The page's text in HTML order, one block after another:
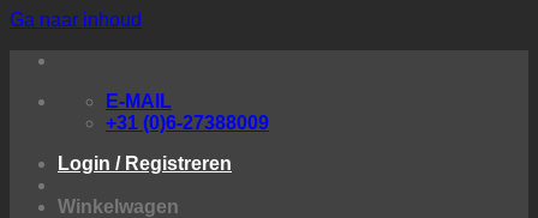
Ga naar inhoud
E-MAIL
+31 (0)6-27388009
Login / Registreren
Winkelwagen